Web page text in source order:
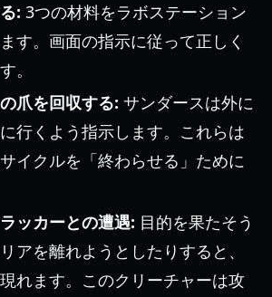
: 3つの材料をラボステーション
す。画面の指示に従って正しく
。
爪を回収する: サンダースは外に
行くよう指示します。これらは
イクルを「終わらせる」ために
ッカーとの遭遇: 目的を果たそう
アを離れようとしたりすると、
れます。このクリーチャーは攻